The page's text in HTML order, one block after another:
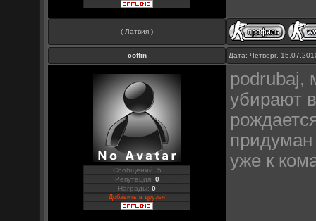
( Латвия )
coffin Дата: Четверг,
Сообщений: 5
Репутация: 0
Награды:0
Добавить в друзья
podrubaj,
убирают
уже к